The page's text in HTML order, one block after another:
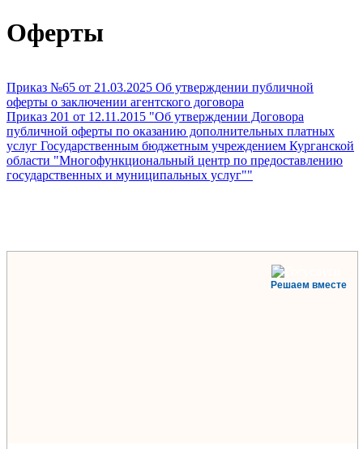
Оферты
Приказ №65 от 21.03.2025 Об утверждении публичной
оферты о заключении агентского договора
Приказ 201 от 12.11.2015 "Об утверждении Договора
публичной оферты по оказанию дополнительных платных
услуг Государственным бюджетным учреждением Курганской
области "Многофункциональный центр по предоставлению
государственных и муниципальных услуг""
Решаем вместе